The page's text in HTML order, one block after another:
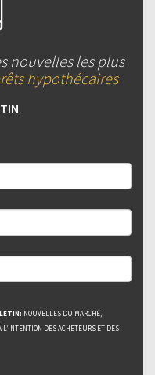
nouvelles les plus
hypothécaires
NOUVELLES DU MARCHÉ,
DES ACHETEURS ET DES